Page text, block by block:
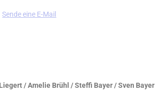
Sende eine E-Mail
/ Amelie Brühl / Steffi Bayer / Sven Bayer